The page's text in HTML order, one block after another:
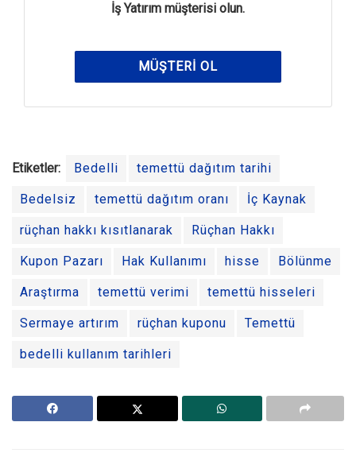
İş Yatırım müşterisi olun.
MÜŞTERI OL
Etiketler: Bedelli temettü dağıtım tarihi
Bedelsiz temettü dağıtım oranı İç Kaynak
rüçhan hakkı kısıtlanarak Rüçhan Hakkı
Kupon Pazarı Hak Kullanımı hisse Bölünme
Araştırma temettü verimi temettü hisseleri
Sermaye artırım rüçhan kuponu Temettü
bedelli kullanım tarihleri